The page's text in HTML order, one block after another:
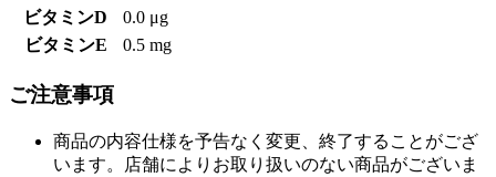
ビタミンD
0.0 μg
ビタミンE
0.5 mg
ご注意事項
商品の内容仕様を予告なく変更、終了することがござ
います。店舗によりお取り扱いのない商品がございま